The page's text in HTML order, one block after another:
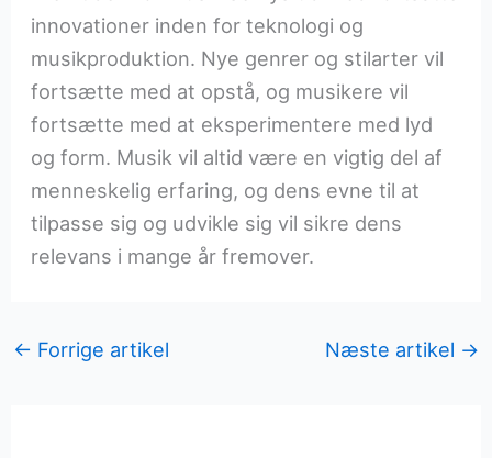
innovationer inden for teknologi og
musikproduktion. Nye genrer og stilarter vil
fortsætte med at opstå, og musikere vil
fortsætte med at eksperimentere med lyd
og form. Musik vil altid være en vigtig del af
menneskelig erfaring, og dens evne til at
tilpasse sig og udvikle sig vil sikre dens
relevans i mange år fremover.
← Forrige artikel Næste artikel →